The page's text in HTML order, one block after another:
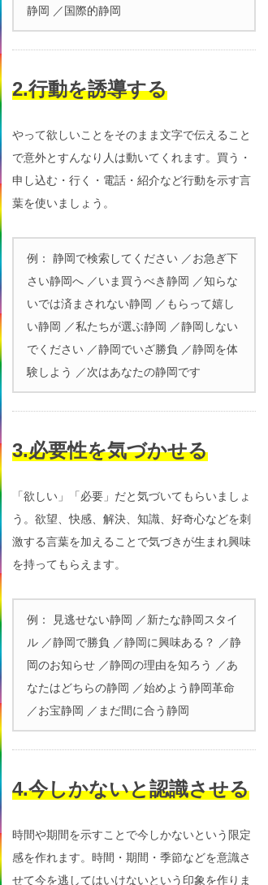
静岡 ／国際的静岡
2.行動を誘導する
やって欲しいことをそのまま文字で伝えること
で意外とすんなり人は動いてくれます。買う・
申し込む・行く・電話・紹介など行動を示す言
葉を使いましょう。
例： 静岡で検索してください ／お急ぎ下
さい静岡へ ／いま買うべき静岡 ／知らな
いでは済まされない静岡 ／もらって嬉し
い静岡 ／私たちが選ぶ静岡 ／静岡しない
でください ／静岡でいざ勝負 ／静岡を体
験しよう ／次はあなたの静岡です
3.必要性を気づかせる
「欲しい」「必要」だと気づいてもらいましょ
う。欲望、快感、解決、知識、好奇心などを刺
激する言葉を加えることで気づきが生まれ興味
を持ってもらえます。
例： 見逃せない静岡 ／新たな静岡スタイ
ル ／静岡で勝負 ／静岡に興味ある？ ／静
岡のお知らせ ／静岡の理由を知ろう ／あ
なたはどちらの静岡 ／始めよう静岡革命
／お宝静岡 ／まだ間に合う静岡
4.今しかないと認識させる
時間や期間を示すことで今しかないという限定
感を作れます。時間・期間・季節などを意識さ
せて今を逃してはいけないという印象を作りま